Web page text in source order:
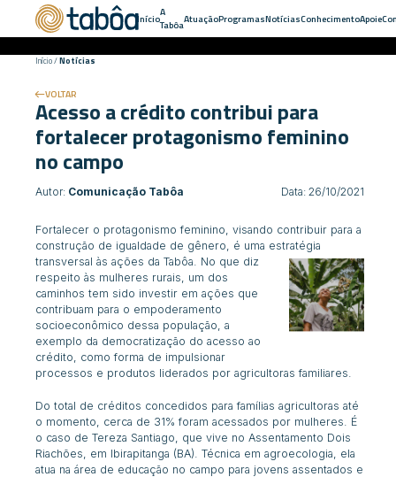
InícioA
TabôaAtuaçãoProgramasNotíciasConhecimentoApoie
Início/Notícias
Acesso a crédito contribui para
fortalecer protagonismo feminino
no campo
VOLTAR
Autor: Comunicação Tabôa Data: 26/10/2021
Fortalecer o protagonismo feminino, visando contribuir para a
construção de igualdade de gênero, é uma estratégia
transversal às ações da Tabôa. No que diz
respeito às mulheres rurais, um dos
caminhos tem sido investir em ações que
contribuam para o empoderamento
socioeconômico dessa população, a
exemplo da democratização do acesso ao
crédito, como forma de impulsionar
processos e produtos liderados por agricultoras familiares.
Do total de créditos concedidos para famílias agricultoras até
o momento, cerca de 31% foram acessados por mulheres. É
o caso de Tereza Santiago, que vive no Assentamento Dois
Riachões, em Ibirapitanga (BA). Técnica em agroecologia, ela
atua na área de educação no campo para jovens assentados e